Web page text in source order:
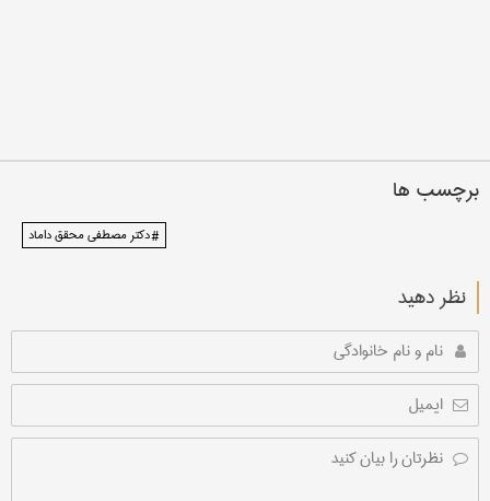
برچسب ها
# دکتر مصطفی محقق داماد
نظر دهید